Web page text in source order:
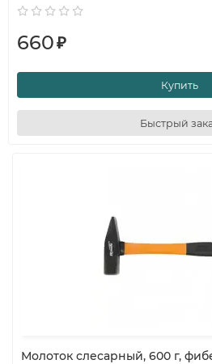
660₽
Купить
Быстрый
Молоток слесарный, 600 г,